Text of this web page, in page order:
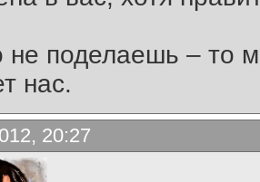
не поделаешь – то
нас.
20:27